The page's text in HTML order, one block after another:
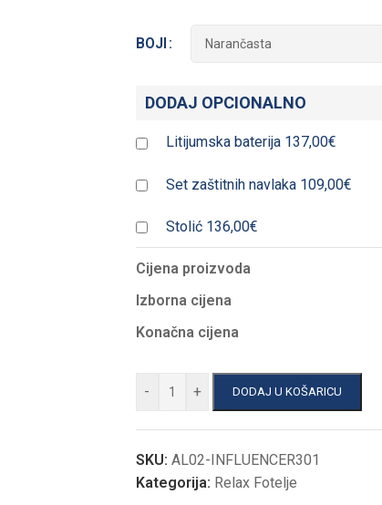
BOJI
DODAJ OPCIONALNO
Litijumska baterija137,00€
Set zaštitnih navlaka109,00€
Stolić136,00€
Cijena proizvoda
Izborna cijena
Konačna cijena
- + DODAJ U KOŠARICU
SKU: AL02-INFLUENCER301
Kategorija: Relax Fotelje